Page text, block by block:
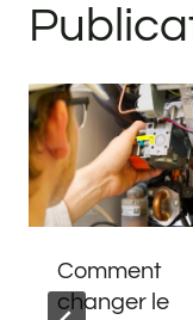
Comment
changer le